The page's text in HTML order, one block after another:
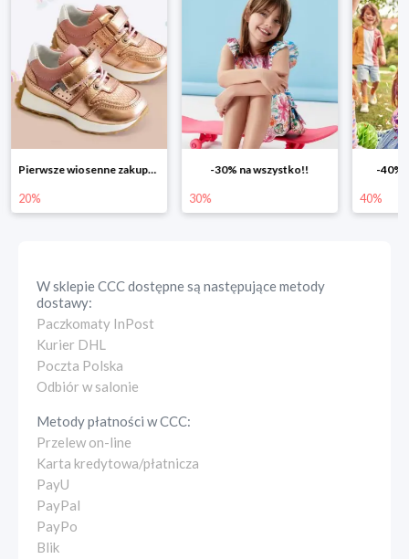
-30% na wszystko!!
30%
-40% na drugą sztukę
40% 25%
W sklepieCCCdostępne są następujące metody
dostawy:
Paczkomaty InPost
Kurier DHL
Poczta Polska
Odbiór w salonie
Metody płatności wCCC:
Przelew on-line
Karta kredytowa/płatnicza
PayU
PayPal
PayPo
Blik